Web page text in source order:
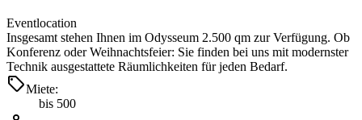
Eventlocation
Insgesamt stehen Ihnen im Odysseum 2.500 qm zur Verfügung. Ob
Konferenz oder Weihnachtsfeier: Sie finden bei uns mit modernster
Technik ausgestattete Räumlichkeiten für jeden Bedarf.
Miete:
bis 500